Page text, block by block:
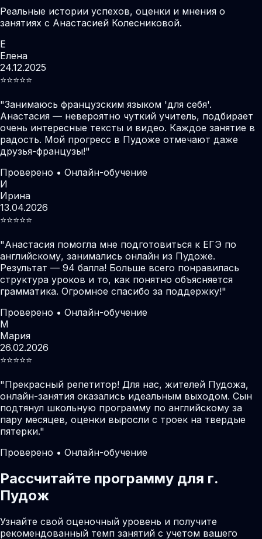
Реальные истории успехов, оценки и мнения о
занятиях с Анастасией Колесниковой.
Е
Елена
24.12.2025
⭐️⭐️⭐️⭐️⭐️
"Занимаюсь французским языком 'для себя'.
Анастасия — невероятно чуткий учитель, подбирает
очень интересные тексты и видео. Каждое занятие в
радость. Мой прогресс в Пудоже отмечают даже
друзья-французы!"
Проверено • Онлайн-обучение
И
Ирина
13.04.2026
⭐️⭐️⭐️⭐️⭐️
"Анастасия помогла мне подготовиться к ЕГЭ по
английскому, занимались онлайн из Пудоже.
Результат — 94 балла! Больше всего понравилась
структура уроков и то, как понятно объясняется
грамматика. Огромное спасибо за поддержку!"
Проверено • Онлайн-обучение
М
Мария
26.02.2026
⭐️⭐️⭐️⭐️⭐️
"Прекрасный репетитор! Для нас, жителей Пудожа,
онлайн-занятия оказались идеальным выходом. Сын
подтянул школьную программу по английскому за
пару месяцев, оценки выросли с троек на твердые
пятерки."
Проверено • Онлайн-обучение
Рассчитайте программу для г.
Пудож
Узнайте свой оценочный уровень и получите
рекомендованный темп занятий с учетом вашего